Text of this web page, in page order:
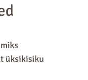
üksikisiku